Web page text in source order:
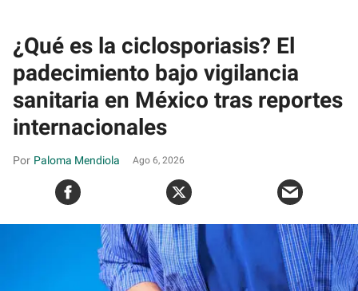
¿Qué es la ciclosporiasis? El
padecimiento bajo vigilancia
sanitaria en México tras reportes
internacionales
Paloma Mendiola Ago 6, 2026